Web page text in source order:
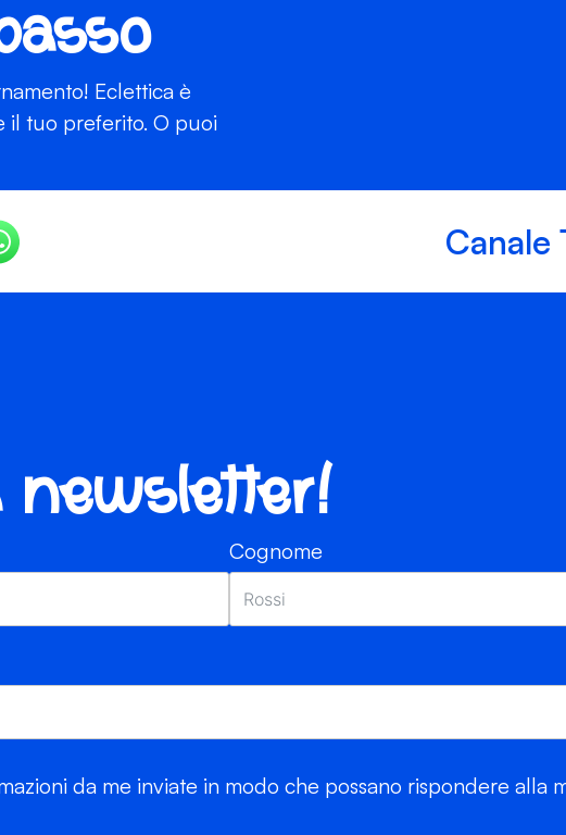
Eclettica è
il tuo preferito. O puoi
Canale
newsletter!
Cognome
da me inviate in modo che possano rispondere alla